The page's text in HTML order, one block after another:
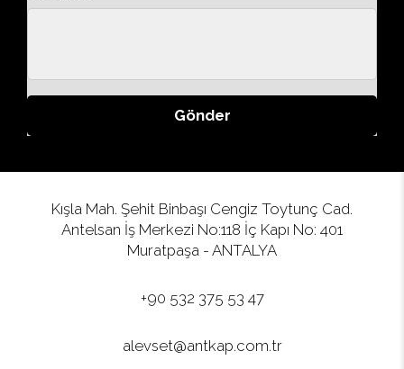
Gönder
Kışla Mah. Şehit Binbaşı Cengiz Toytunç Cad.
Antelsan İş Merkezi No:118 İç Kapı No: 401
Muratpaşa - ANTALYA
+90 532 375 53 47
alevset@antkap.com.tr